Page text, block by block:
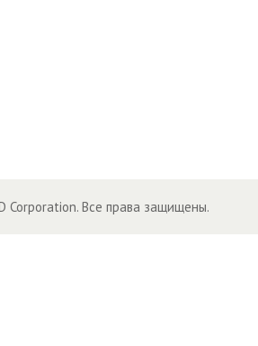
Corporation. Все права защищены.